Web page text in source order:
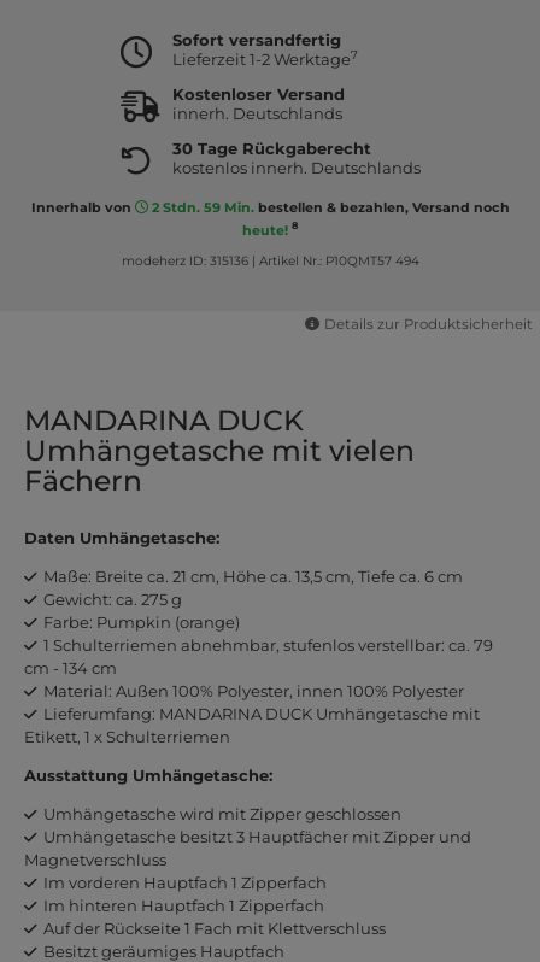
Sofort versandfertig
Lieferzeit 1-2 Werktage7
Kostenloser Versand
innerh. Deutschlands
30 Tage Rückgaberecht
kostenlos innerh. Deutschlands
Innerhalb von 2 Stdn. 59 Min.bestellen & bezahlen, Versand noch
heute! 8
modeherz ID: 315136| Artikel Nr.: P10QMT57 494
Details zur Produktsicherheit
MANDARINA DUCK
Umhängetasche mit vielen
Fächern
Daten Umhängetasche:
Maße: Breite ca. 21 cm, Höhe ca. 13,5 cm, Tiefe ca. 6 cm
Gewicht: ca. 275 g
Farbe: Pumpkin (orange)
1 Schulterriemen abnehmbar, stufenlos verstellbar: ca. 79
cm - 134 cm
Material: Außen 100% Polyester, innen 100% Polyester
Lieferumfang: MANDARINA DUCK Umhängetasche mit
Etikett, 1 x Schulterriemen
Ausstattung Umhängetasche:
Umhängetasche wird mit Zipper geschlossen
Umhängetasche besitzt 3 Hauptfächer mit Zipper und
Magnetverschluss
Im vorderen Hauptfach 1 Zipperfach
Im hinteren Hauptfach 1 Zipperfach
Auf der Rückseite 1 Fach mit Klettverschluss
Besitzt geräumiges Hauptfach